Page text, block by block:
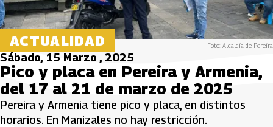
ACTUALIDAD Foto: Alcaldía de Pereira
Sábado, 15 Marzo , 2025
Pico y placa en Pereira y Armenia,
del 17 al 21 de marzo de 2025
Pereira y Armenia tiene pico y placa, en distintos
horarios. En Manizales no hay restricción.